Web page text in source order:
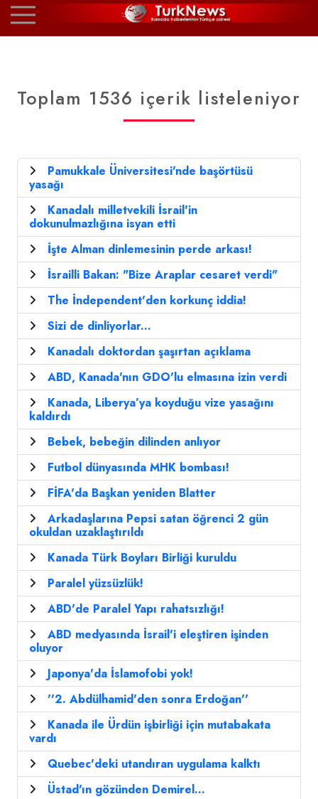
Toplam 1536 içerik listeleniyor
Pamukkale Üniversitesi'nde başörtüsü
yasağı
Kanadalı milletvekili İsrail'in
dokunulmazlığına isyan etti
İşte Alman dinlemesinin perde arkası!
İsrailli Bakan: "Bize Araplar cesaret verdi"
The İndependent'den korkunç iddia!
Sizi de dinliyorlar...
Kanadalı doktordan şaşırtan açıklama
ABD, Kanada'nın GDO'lu elmasına izin verdi
Kanada, Liberya’ya koyduğu vize yasağını
kaldırdı
Bebek, bebeğin dilinden anlıyor
Futbol dünyasında MHK bombası!
FİFA'da Başkan yeniden Blatter
Arkadaşlarına Pepsi satan öğrenci 2 gün
okuldan uzaklaştırıldı
Kanada Türk Boyları Birliği kuruldu
Paralel yüzsüzlük!
ABD'de Paralel Yapı rahatsızlığı!
ABD medyasında İsrail'i eleştiren işinden
oluyor
Japonya'da İslamofobi yok!
''2. Abdülhamid'den sonra Erdoğan''
Kanada ile Ürdün işbirliği için mutabakata
vardı
Quebec'deki utandıran uygulama kalktı
Üstad'ın gözünden Demirel...